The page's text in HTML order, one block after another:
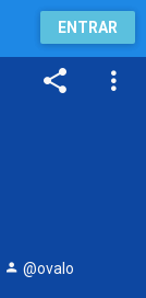
ENTRAR
@ovalo